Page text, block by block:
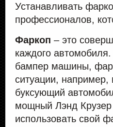
Устанавливать
профессионалов,
Фаркоп – это
каждого
бампер машины,
ситуации, например,
буксующий
мощный Лэнд Крузер
использовать свой